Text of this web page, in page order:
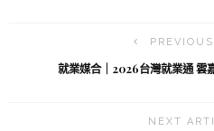
就業媒合｜2026台灣就業通 雲
NEXT